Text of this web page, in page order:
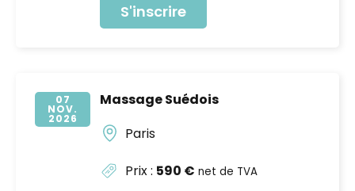
S'inscrire
07
NOV
2026
Massage Suédois
Paris
Prix : 590 € net de TVA